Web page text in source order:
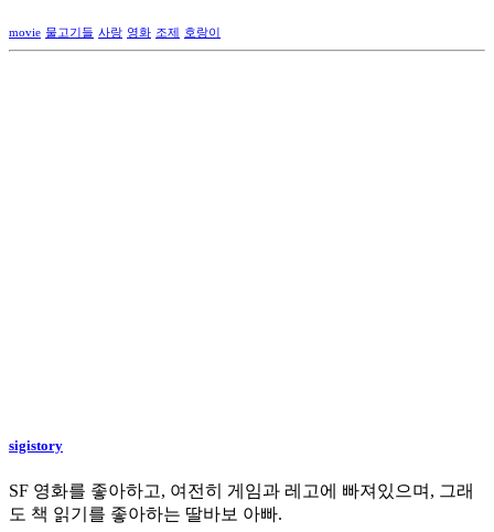
movie 물고기들 사랑 영화 조제 호랑이
sigistory
SF 영화를 좋아하고, 여전히 게임과 레고에 빠져있으며, 그래
도 책 읽기를 좋아하는 딸바보 아빠.